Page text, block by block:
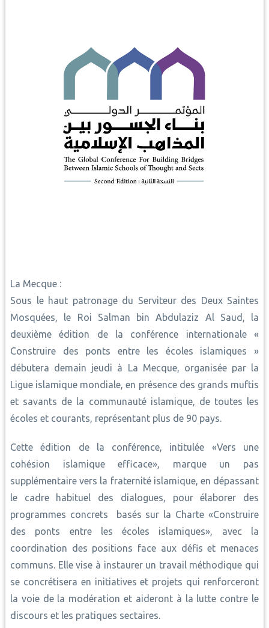
La Mecque :
Sous le haut patronage du Serviteur des Deux Saintes
Mosquées, le Roi Salman bin Abdulaziz Al Saud, la
deuxième édition de la conférence internationale «
Construire des ponts entre les écoles islamiques »
débutera demain jeudi à La Mecque, organisée par la
Ligue islamique mondiale, en présence des grands muftis
et savants de la communauté islamique, de toutes les
écoles et courants, représentant plus de 90 pays.
Cette édition de la conférence, intitulée «Vers une
cohésion islamique efficace», marque un pas
supplémentaire vers la fraternité islamique, en dépassant
le cadre habituel des dialogues, pour élaborer des
programmes concrets basés sur la Charte «Construire
des ponts entre les écoles islamiques», avec la
coordination des positions face aux défis et menaces
communs. Elle vise à instaurer un travail méthodique qui
se concrétisera en initiatives et projets qui renforceront
la voie de la modération et aideront à la lutte contre le
discours et les pratiques sectaires.